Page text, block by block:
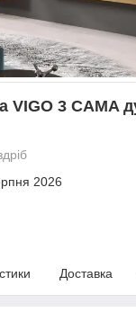
VIGO 3 CAMA
2026
Доставка